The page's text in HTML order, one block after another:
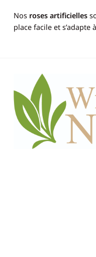
Nos roses artificielles
place facile et